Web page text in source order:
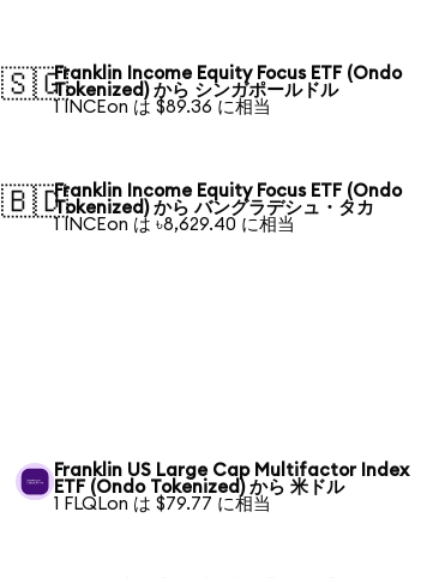
🇸🇬Franklin Income Equity Focus ETF (Ondo
Tokenized) から シンガポールドル
1 INCEon は $89.36 に相当
🇧🇩Franklin Income Equity Focus ETF (Ondo
Tokenized) から バングラデシュ・タカ
1 INCEon は ৳8,629.40 に相当
Franklin US Large Cap Multifactor Index
ETF (Ondo Tokenized) から 米ドル
1 FLQLon は $79.77 に相当